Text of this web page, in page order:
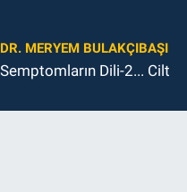
DR. MERYEM BULAKÇIBAŞI
Semptomların Dili-2... Cilt